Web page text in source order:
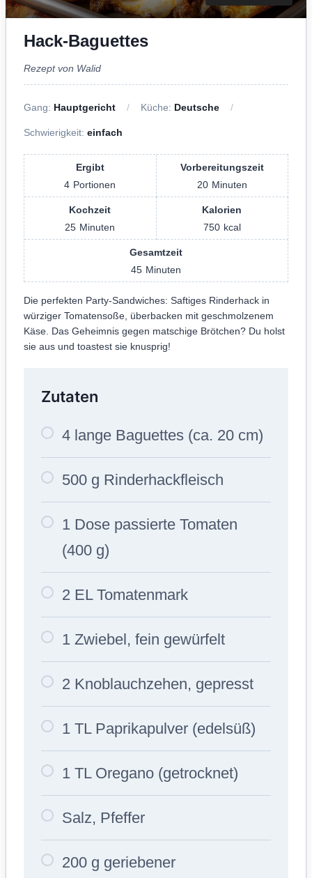
Hack-Baguettes
Rezept von Walid
Gang: Hauptgericht Küche: Deutsche
Schwierigkeit: einfach
Ergibt
4 Portionen
Vorbereitungszeit
20 Minuten
Kochzeit
25 Minuten
Kalorien
750 kcal
Gesamtzeit
45 Minuten
Die perfekten Party-Sandwiches: Saftiges Rinderhack in
würziger Tomatensoße, überbacken mit geschmolzenem
Käse. Das Geheimnis gegen matschige Brötchen? Du holst
sie aus und toastest sie knusprig!
Zutaten
4 lange Baguettes (ca. 20 cm)
500 g Rinderhackfleisch
1 Dose passierte Tomaten
(400 g)
2 EL Tomatenmark
1 Zwiebel, fein gewürfelt
2 Knoblauchzehen, gepresst
1 TL Paprikapulver (edelsüß)
1 TL Oregano (getrocknet)
Salz, Pfeffer
200 g geriebener